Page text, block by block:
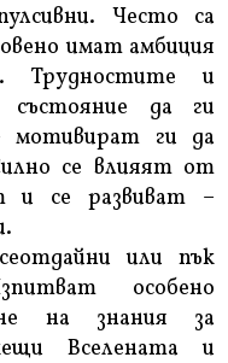
Често са
имат амбиция
Трудностите и
да ги
ги да
се влияят от
и се развиват –
или пък
особено
на знания за
Вселената и